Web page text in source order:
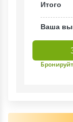
Итого
Ваша